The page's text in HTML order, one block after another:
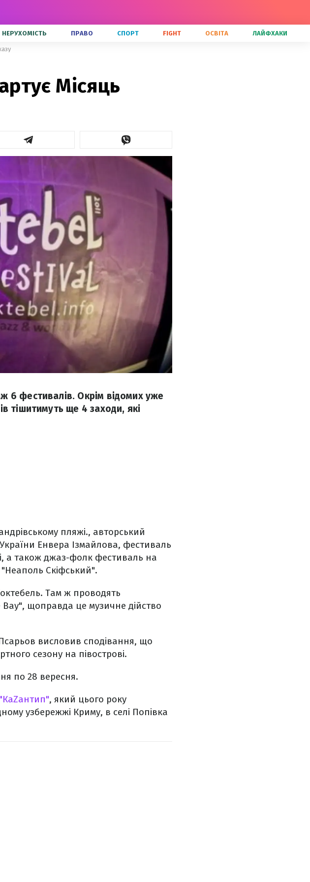
НЕРУХОМІСТЬ ПРАВО СПОРТ FIGHT ОСВІТА ЛАЙФХАКИ
Місяць
6 фестивалів. Окрім відомих уже
тішитимуть ще 4 заходи, які
пляжі., авторський
Енвера Ізмайлова, фестиваль
а також джаз-фолк фестиваль на
"Неаполь Скіфський".
Там ж проводять
щоправда це музичне дійство
висловив сподівання, що
сезону на півострові.
по 28 вересня.
, який цього року
узбережжі Криму, в селі Попівка